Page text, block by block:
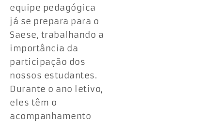
equipe pedagógica
já se prepara para o
Saese, trabalhando a
importância da
participação dos
nossos estudantes.
Durante o ano letivo,
eles têm o
acompanhamento